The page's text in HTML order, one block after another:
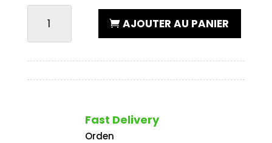
MULET
AJOUTER AU PANIER
Fast Delivery
Orden